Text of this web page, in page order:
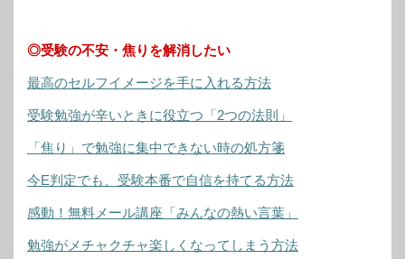
◎受験の不安・焦りを解消したい
最高のセルフイメージを手に入れる方法
受験勉強が辛いときに役立つ「2つの法則」
「焦り」で勉強に集中できない時の処方箋
今E判定でも、受験本番で自信を持てる方法
感動！無料メール講座「みんなの熱い言葉」
勉強がメチャクチャ楽しくなってしまう方法